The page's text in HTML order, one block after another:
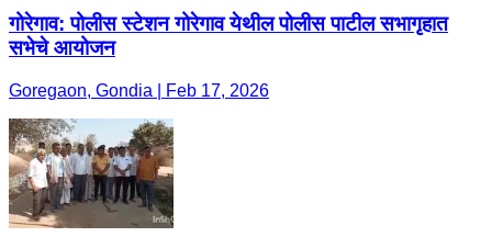
गोरेगाव: पोलीस स्टेशन गोरेगाव येथील पोलीस पाटील सभागृहात
सभेचे आयोजन
Goregaon, Gondia | Feb 17, 2026